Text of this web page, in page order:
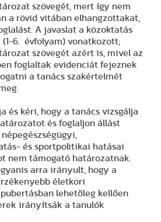
szövegét, mert így nem
a rövid vitában elhangzottakat,
A javaslat a közoktatás
6. évfolyam) vonatkozott;
szövegét azért is, mivel az
foglaltak evidenciát fejeznek
a tanács szakértelmét
és kéri, hogy a tanács vizsgálja
és foglaljon állást
és sportpolitikai hatásai
nem támogató határozatnak.
arra irányult, hogy a
életkori
lehetőleg kellően
irányítsák a tanulók